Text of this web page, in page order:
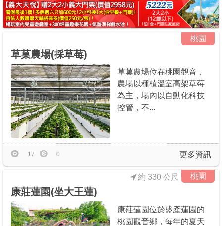
桃園
草菓農場(採草莓)
草菓農場位在桃園觀音，
農場以種植溫室高架草莓
為主，場內以自動化科技
控管，不...
更多資訊
17 0
桃園
康莊蓮園(坐大王蓮)
約 330 公尺
康莊蓮園位於盛產蓮園的
桃園觀音鄉，每年的夏天